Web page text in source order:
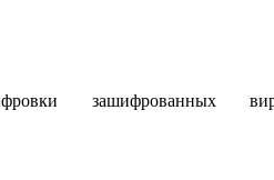
зашифрованных